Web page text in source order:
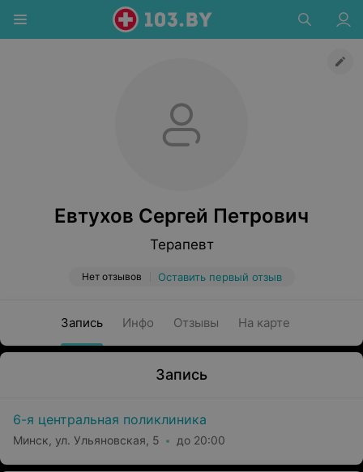
Евтухов Сергей Петрович
Терапевт
Нет отзывов Оставить первый отзыв
Запись Инфо Отзывы На карте
Запись
6-я центральная поликлиника
Минск, ул. Ульяновская, 5 до 20:00